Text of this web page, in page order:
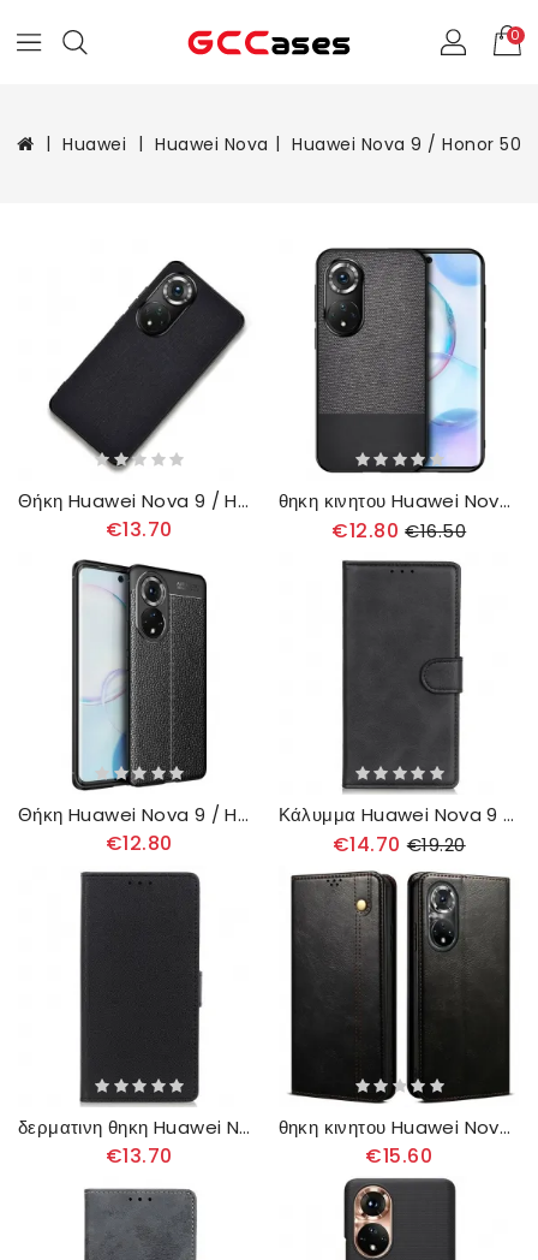
0
Huawei Huawei Nova Huawei Nova 9 / Honor 50
Θήκη Huawei Nova 9 / Honor 50 Υφή Υφάσματος
€13.70
θηκη κινητου Huawei Nova 9 / Honor 50 Faux Δέρμα Διπλής Υφής
€12.80 €16.50
Θήκη Huawei Nova 9 / Honor 50 Δερμάτινο Εφέ Litchi Double Line
€12.80
Κάλυμμα Huawei Nova 9 / Honor 50 Συνθετικό Δέρμα Με Ματ Φινίρισμα
€14.70 €19.20
δερματινη θηκη Huawei Nova 9 / Honor 50 Κλασικό Δερμάτινο Εφέ
€13.70
θηκη κινητου Huawei Nova 9 / Honor 50 Θήκη Flip Κερωμένο Συνθετικό Δέρμα
€15.60